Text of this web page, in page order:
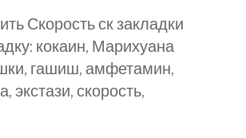
Скорость ск закладки
кокаин, Марихуана
гашиш, амфетамин,
экстази, скорость,